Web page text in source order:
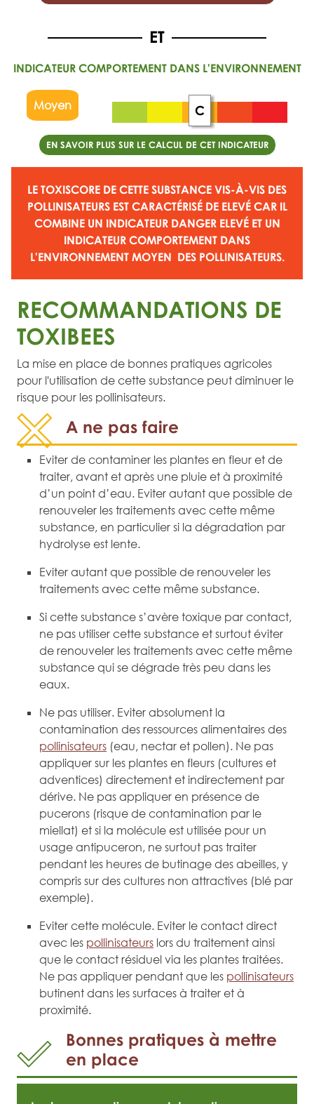
INDICATEUR COMPORTEMENT DANS L'ENVIRONNEMENT
Moyen C
EN SAVOIR PLUS SUR LE CALCUL DE CET INDICATEUR
LE TOXISCORE DE CETTE SUBSTANCE VIS-À-VIS DES
POLLINISATEURS EST CARACTÉRISÉ DE ELEVÉCAR IL
COMBINE UN INDICATEUR DANGER ELEVÉ ET UN
INDICATEUR COMPORTEMENT DANS
L'ENVIRONNEMENT MOYEN DES POLLINISATEURS.
RECOMMANDATIONS DE
TOXIBEES
La mise en place de bonnes pratiques agricoles
pour l'utilisation de cette substance peut diminuer le
risque pour les pollinisateurs.
A ne pas faire
Eviter de contaminer les plantes en fleur et de
traiter, avant et après une pluie et à proximité
d’un point d’eau. Eviter autant que possible de
renouveler les traitements avec cette même
substance, en particulier si la dégradation par
hydrolyse est lente.
Eviter autant que possible de renouveler les
traitements avec cette même substance.
Si cette substance s’avère toxique par contact,
ne pas utiliser cette substance et surtout éviter
de renouveler les traitements avec cette même
substance qui se dégrade très peu dans les
eaux.
Ne pas utiliser. Eviter absolument la
contamination des ressources alimentaires des
pollinisateurs (eau, nectar et pollen). Ne pas
appliquer sur les plantes en fleurs (cultures et
adventices) directement et indirectement par
dérive. Ne pas appliquer en présence de
pucerons (risque de contamination par le
miellat) et si la molécule est utilisée pour un
usage antipuceron, ne surtout pas traiter
pendant les heures de butinage des abeilles, y
compris sur des cultures non attractives (blé par
exemple).
Eviter cette molécule. Eviter le contact direct
avec les pollinisateurs lors du traitement ainsi
que le contact résiduel via les plantes traitées.
Ne pas appliquer pendant que les pollinisateurs
butinent dans les surfaces à traiter et à
proximité.
Bonnes pratiques à mettre
en place